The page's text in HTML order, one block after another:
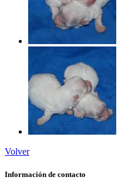
Volver
Información de contacto